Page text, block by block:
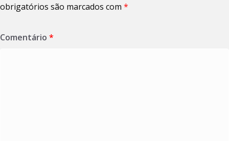
obrigatórios são marcados com *
Comentário *